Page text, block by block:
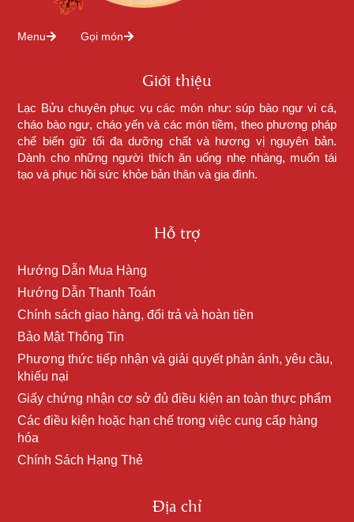
Menu Gọi món
Giới thiệu
Lạc Bửu chuyên phục vụ các món như: súp bào ngư vi cá,
cháo bào ngư, cháo yến và các món tiềm, theo phương pháp
chế biến giữ tối đa dưỡng chất và hương vị nguyên bản.
Dành cho những người thích ăn uống nhẹ nhàng, muốn tái
tạo và phục hồi sức khỏe bản thân và gia đình.
Hỗ trợ
Hướng Dẫn Mua Hàng
Hướng Dẫn Thanh Toán
Chính sách giao hàng, đổi trả và hoàn tiền
Bảo Mật Thông Tin
Phương thức tiếp nhận và giải quyết phản ánh, yêu cầu,
khiếu nại
Giấy chứng nhận cơ sở đủ điều kiện an toàn thực phẩm
Các điều kiện hoặc hạn chế trong việc cung cấp hàng
hóa
Chính Sách Hạng Thẻ
Địa chỉ